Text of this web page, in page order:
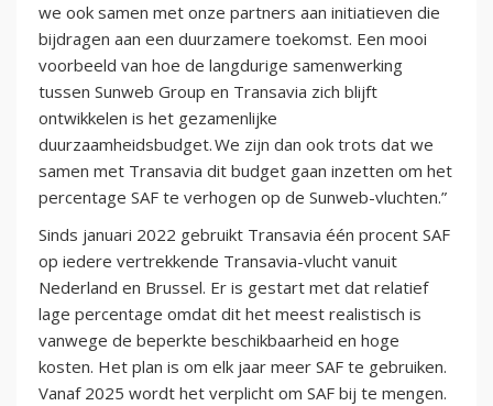
we ook samen met onze partners aan initiatieven die
bijdragen aan een duurzamere toekomst. Een mooi
voorbeeld van hoe de langdurige samenwerking
tussen Sunweb Group en Transavia zich blijft
ontwikkelen is het gezamenlijke
duurzaamheidsbudget. We zijn dan ook trots dat we
samen met Transavia dit budget gaan inzetten om het
percentage SAF te verhogen op de Sunweb-vluchten.”
Sinds januari 2022 gebruikt Transavia één procent SAF
op iedere vertrekkende Transavia-vlucht vanuit
Nederland en Brussel. Er is gestart met dat relatief
lage percentage omdat dit het meest realistisch is
vanwege de beperkte beschikbaarheid en hoge
kosten. Het plan is om elk jaar meer SAF te gebruiken.
Vanaf 2025 wordt het verplicht om SAF bij te mengen.